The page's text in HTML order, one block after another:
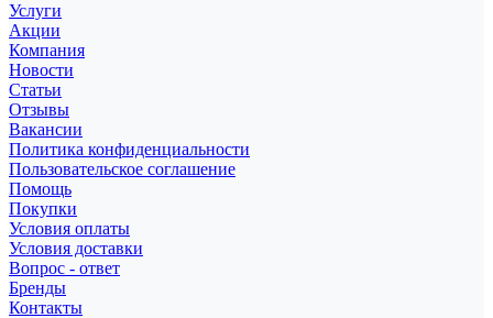
Услуги
Акции
Компания
Новости
Статьи
Отзывы
Вакансии
Политика конфиденциальности
Пользовательское соглашение
Помощь
Покупки
Условия оплаты
Условия доставки
Вопрос - ответ
Бренды
Контакты